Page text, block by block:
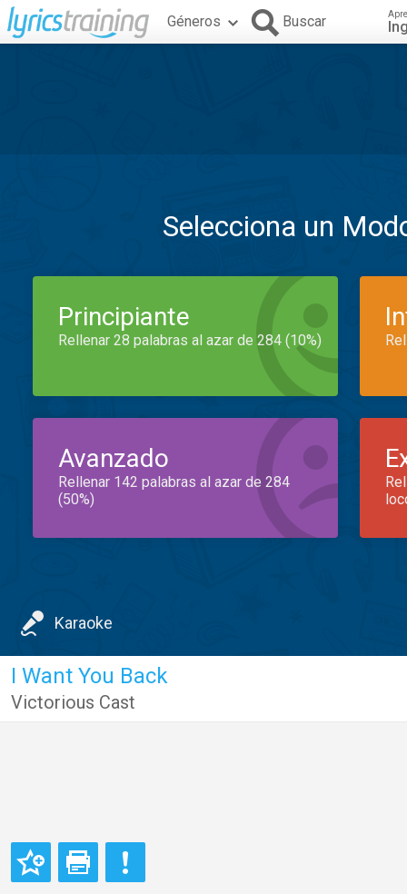
Géneros Buscar
Selecciona un
Principiante
Rellenar 28 palabras al azar de 284 (10%)
Avanzado
Rellenar 142 palabras al azar de 284
(50%)
Karaoke
I Want You Back
Victorious Cast